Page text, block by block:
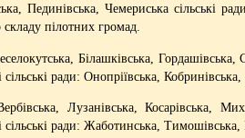
Пединівська, Чемериська сільські
складу пілотних громад.
Білашківська,
ради: Онопріївська, Кобринівська,
Лузанівська, Косарівська,
сільські ради: Жаботинська, Тимошівська,